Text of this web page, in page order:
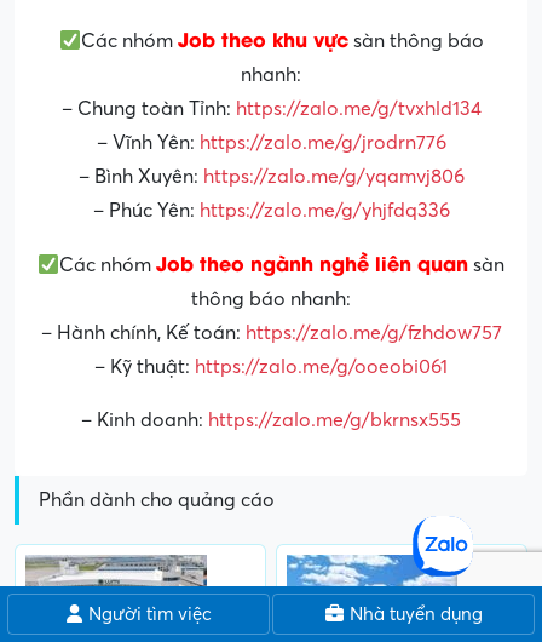
Các nhóm Job theo khu vựcsàn thông báo
nhanh:
– Chung toàn Tỉnh: https://zalo.me/g/tvxhld134
– Vĩnh Yên: https://zalo.me/g/jrodrn776
– Bình Xuyên: https://zalo.me/g/yqamvj806
– Phúc Yên: https://zalo.me/g/yhjfdq336
Các nhómJob theo ngành nghề liên quan sàn
thông báo nhanh:
– Hành chính, Kế toán: https://zalo.me/g/fzhdow757
– Kỹ thuật: https://zalo.me/g/ooeobi061
– Kinh doanh: https://zalo.me/g/bkrnsx555
Phần dành cho quảng cáo
Người tìm việc Nhà tuyển dụng